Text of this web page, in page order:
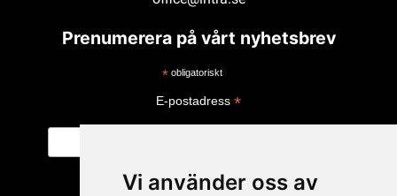
Vi använder oss av
Prenumerera på vårt nyhetsbrev
* obligatoriskt
E-postadress *